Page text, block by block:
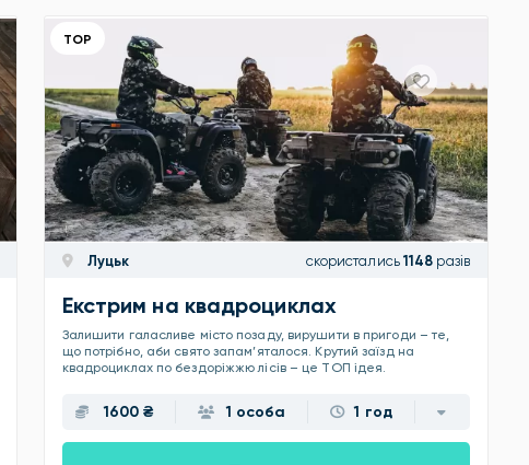
ТОР
Луцьк скористались 1148 разів
Екстрим на квадроциклах
Залишити галасливе місто позаду, вирушити в пригоди – те,
що потрібно, аби свято запам’яталося. Крутий заїзд на
квадроциклах по бездоріжжю лісів – це ТОП ідея.
1600 ₴ 1 особа 1 год